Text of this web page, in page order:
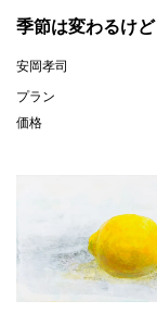
季節は変わるけど
安岡孝司
プラン
価格